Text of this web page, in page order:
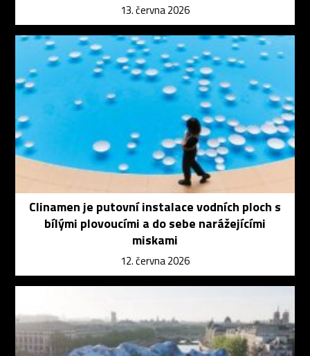
13. června 2026
Clinamen je putovní instalace vodních ploch s
bílými plovoucími a do sebe narážejícími
miskami
12. června 2026